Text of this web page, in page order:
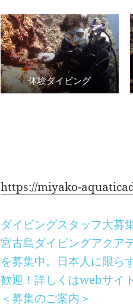
体験ダイビング
https://miyako-
ダイビングスタッフ大募
宮古島ダイビングアクア
を募集中。日本人に限ら
歓迎！詳しくはwebサイ
＜募集のご案内＞